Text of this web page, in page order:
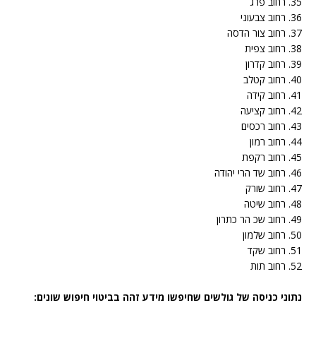
36. רחוב צבעוני
37. רחוב צור הדסה
38. רחוב צפית
39. רחוב קדרון
40. רחוב קטלב
41. רחוב קידה
42. רחוב קציעה
43. רחוב רכסים
44. רחוב רמון
45. רחוב רקפת
46. רחוב שד הרי יהודה
47. רחוב שורק
48. רחוב שיטה
49. רחוב שכ הר כתרון
50. רחוב שלמון
51. רחוב שקד
52. רחוב תות
נתוני כניסה של גולשים שחיפשו מידע זהה בביטוי חיפוש שונים: